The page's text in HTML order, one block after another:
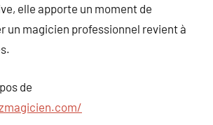
elle apporte un moment de
un magicien professionnel revient à
de